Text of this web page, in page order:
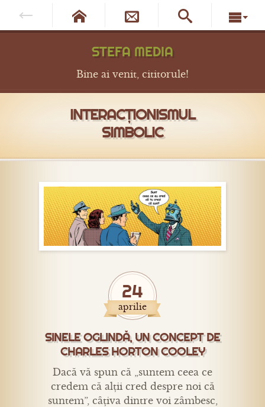
STEFA MEDIA
Bine ai venit, cititorule!
INTERACȚIONISMUL
SIMBOLIC
24
aprilie
SINELE OGLINDĂ, UN CONCEPT DE
CHARLES HORTON COOLEY
Dacă vă spun că „suntem ceea ce
credem că alții cred despre noi că
suntem”, câțiva dintre voi zâmbesc,
   